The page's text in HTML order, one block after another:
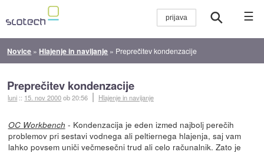
☰
Novice » Hlajenje in navijanje » Preprečitev kondenzacije
Preprečitev kondenzacije
luni :: 15. nov 2000ob 20:56 Hlajenje in navijanje
OC Workbench - Kondenzacija je eden izmed najbolj perečih
problemov pri sestavi vodnega ali peltiernega hlajenja, saj vam
lahko povsem uniči večmesečni trud ali celo računalnik. Zato je